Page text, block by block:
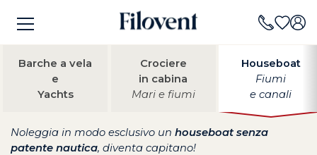
Barche a vela
e
Yachts
Crociere
in cabina
Mari e fiumi
Houseboat
Fiumi
e canali
Noleggia in modo esclusivo un houseboat senza
patente nautica, diventa capitano!